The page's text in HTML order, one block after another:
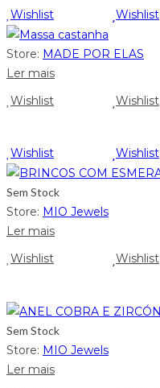
Wishlist
Wishlist
Store: MADE POR ELAS
Ler mais
Wishlist
Wishlist
Wishlist
Wishlist
Sem Stock
Store: MIO Jewels
Ler mais
Wishlist
Wishlist
Sem Stock
Store: MIO Jewels
Ler mais